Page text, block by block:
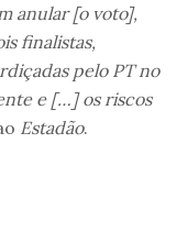
anular [o voto],
finalistas,
pelo PT no
e […] os riscos
Estadão.